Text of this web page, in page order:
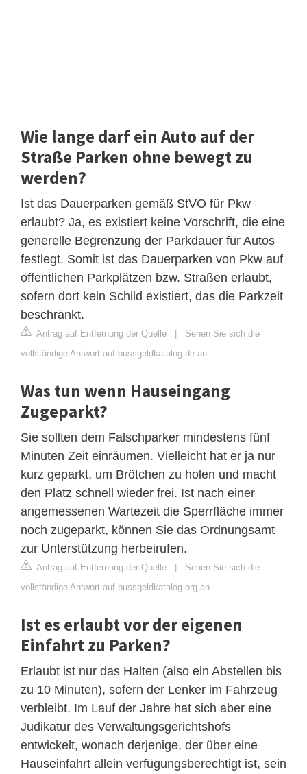
Wie lange darf ein Auto auf der
Straße Parken ohne bewegt zu
werden?
Ist das Dauerparken gemäß StVO für Pkw
erlaubt? Ja, es existiert keine Vorschrift, die eine
generelle Begrenzung der Parkdauer für Autos
festlegt. Somit ist das Dauerparken von Pkw auf
öffentlichen Parkplätzen bzw. Straßen erlaubt,
sofern dort kein Schild existiert, das die Parkzeit
beschränkt.
Antrag auf Entfernung der Quelle | Sehen Sie sich die
vollständige Antwort auf bussgeldkatalog.de an
Was tun wenn Hauseingang
Zugeparkt?
Sie sollten dem Falschparker mindestens fünf
Minuten Zeit einräumen. Vielleicht hat er ja nur
kurz geparkt, um Brötchen zu holen und macht
den Platz schnell wieder frei. Ist nach einer
angemessenen Wartezeit die Sperrfläche immer
noch zugeparkt, können Sie das Ordnungsamt
zur Unterstützung herbeirufen.
Antrag auf Entfernung der Quelle | Sehen Sie sich die
vollständige Antwort auf bussgeldkatalog.org an
Ist es erlaubt vor der eigenen
Einfahrt zu Parken?
Erlaubt ist nur das Halten (also ein Abstellen bis
zu 10 Minuten), sofern der Lenker im Fahrzeug
verbleibt. Im Lauf der Jahre hat sich aber eine
Judikatur des Verwaltungsgerichtshofs
entwickelt, wonach derjenige, der über eine
Hauseinfahrt allein verfügungsberechtigt ist, sein